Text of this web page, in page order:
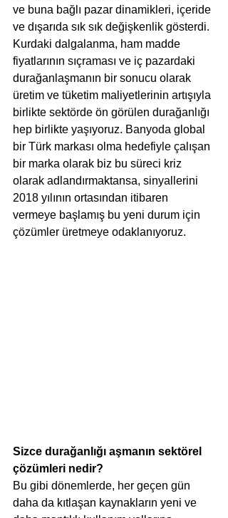
ve buna bağlı pazar dinamikleri, içeride
ve dışarıda sık sık değişkenlik gösterdi.
Kurdaki dalgalanma, ham madde
fiyatlarının sıçraması ve iç pazardaki
durağanlaşmanın bir sonucu olarak
üretim ve tüketim maliyetlerinin artışıyla
birlikte sektörde ön görülen durağanlığı
hep birlikte yaşıyoruz. Banyoda global
bir Türk markası olma hedefiyle çalışan
bir marka olarak biz bu süreci kriz
olarak adlandırmaktansa, sinyallerini
2018 yılının ortasından itibaren
vermeye başlamış bu yeni durum için
çözümler üretmeye odaklanıyoruz.
Sizce durağanlığı aşmanın sektörel
çözümleri nedir?
Bu gibi dönemlerde, her geçen gün
daha da kıtlaşan kaynakların yeni ve